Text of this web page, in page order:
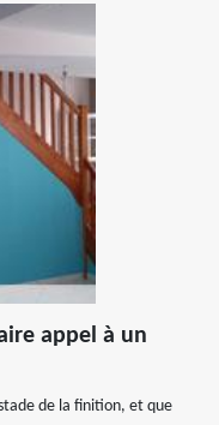
appel à un
de la finition, et que